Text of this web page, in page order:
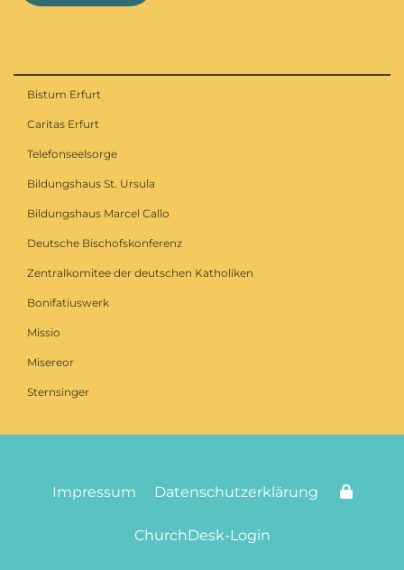
Bistum Erfurt
Caritas Erfurt
Telefonseelsorge
Bildungshaus St. Ursula
Bildungshaus Marcel Callo
Deutsche Bischofskonferenz
Zentralkomitee der deutschen Katholiken
Bonifatiuswerk
Missio
Misereor
Sternsinger
Impressum Datenschutzerklärung
ChurchDesk-Login